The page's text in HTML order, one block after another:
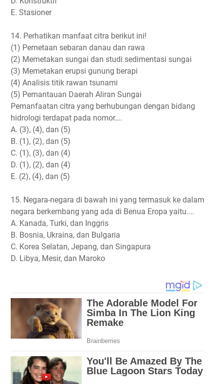
E. Stasioner
14. Perhatikan manfaat citra berikut ini!
(1) Pemetaan sebaran danau dan rawa
(2) Memetakan sungai dan studi sedimentasi sungai
(3) Memetakan erupsi gunung berapi
(4) Analisis titik rawan tsunami
(5) Pemantauan Daerah Aliran Sungai
Pemanfaatan citra yang berhubungan dengan bidang
hidrologi terdapat pada nomor….
A. (3), (4), dan (5)
B. (1), (2), dan (5)
C. (1), (3), dan (4)
D. (1), (2), dan (4)
E. (2), (4), dan (5)
15. Negara-negara di bawah ini yang termasuk ke dalam
negara berkembang yang ada di Benua Eropa yaitu....
A. Kanada, Turki, dan Inggris
B. Bosnia, Ukraina, dan Bulgaria
C. Korea Selatan, Jepang, dan Singapura
D. Libya, Mesir, dan Maroko